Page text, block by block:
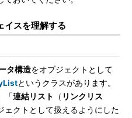
イスを理解する
タ構造をオブジェクトとして
というクラスがあります。
「連結リスト （ リンクリス
ェクトとして扱えるようにした